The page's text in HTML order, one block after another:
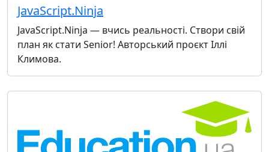
JavaScript.Ninja
JavaScript.Ninja — вчись реальності. Створи свій
план як стати Senior! Авторський проєкт Іллі
Климова.